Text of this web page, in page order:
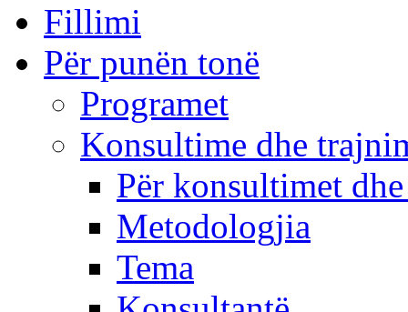
Fillimi
Për punën tonë
Programet
Konsultime dhe
Për konsultimet
Metodologjia
Tema